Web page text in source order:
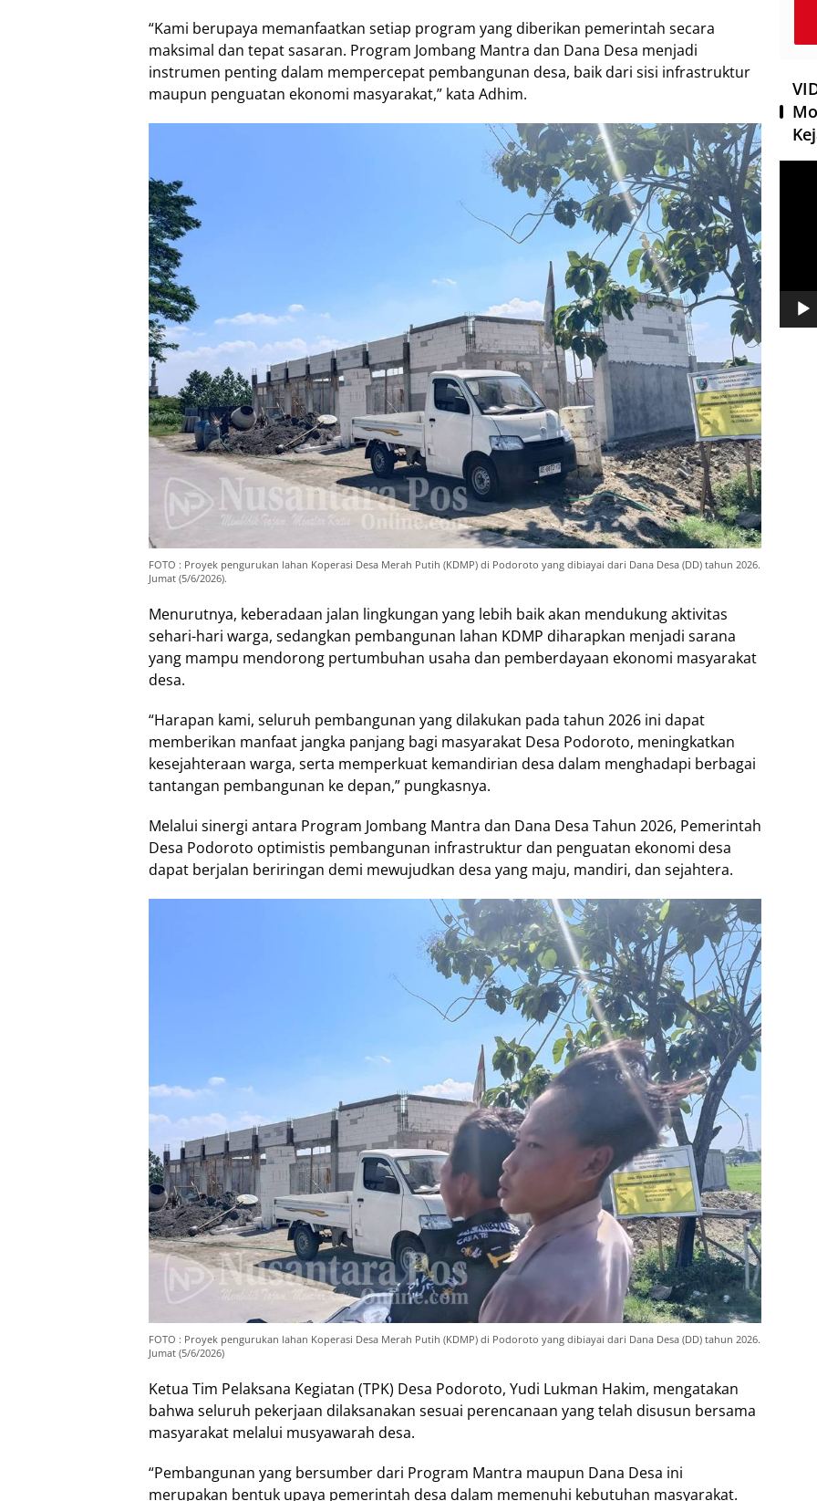
“Kami berupaya memanfaatkan setiap program yang diberikan pemerintah secara
maksimal dan tepat sasaran. Program Jombang Mantra dan Dana Desa menjadi
instrumen penting dalam mempercepat pembangunan desa, baik dari sisi infrastruktur
maupun penguatan ekonomi masyarakat,” kata Adhim.
FOTO : Proyek pengurukan lahan Koperasi Desa Merah Putih (KDMP) di Podoroto yang dibiayai dari Dana Desa (DD) tahun 2026.
Jumat (5/6/2026).
Menurutnya, keberadaan jalan lingkungan yang lebih baik akan mendukung aktivitas
sehari-hari warga, sedangkan pembangunan lahan KDMP diharapkan menjadi sarana
yang mampu mendorong pertumbuhan usaha dan pemberdayaan ekonomi masyarakat
desa.
“Harapan kami, seluruh pembangunan yang dilakukan pada tahun 2026 ini dapat
memberikan manfaat jangka panjang bagi masyarakat Desa Podoroto, meningkatkan
kesejahteraan warga, serta memperkuat kemandirian desa dalam menghadapi berbagai
tantangan pembangunan ke depan,” pungkasnya.
Melalui sinergi antara Program Jombang Mantra dan Dana Desa Tahun 2026, Pemerintah
Desa Podoroto optimistis pembangunan infrastruktur dan penguatan ekonomi desa
dapat berjalan beriringan demi mewujudkan desa yang maju, mandiri, dan sejahtera.
FOTO : Proyek pengurukan lahan Koperasi Desa Merah Putih (KDMP) di Podoroto yang dibiayai dari Dana Desa (DD) tahun 2026.
Jumat (5/6/2026)
Ketua Tim Pelaksana Kegiatan (TPK) Desa Podoroto, Yudi Lukman Hakim, mengatakan
bahwa seluruh pekerjaan dilaksanakan sesuai perencanaan yang telah disusun bersama
masyarakat melalui musyawarah desa.
“Pembangunan yang bersumber dari Program Mantra maupun Dana Desa ini
merupakan bentuk upaya pemerintah desa dalam memenuhi kebutuhan masyarakat.